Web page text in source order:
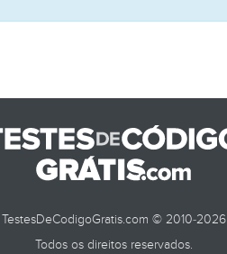
TestesDeCodigoGratis.com © 2010-2026
Todos os direitos reservados.